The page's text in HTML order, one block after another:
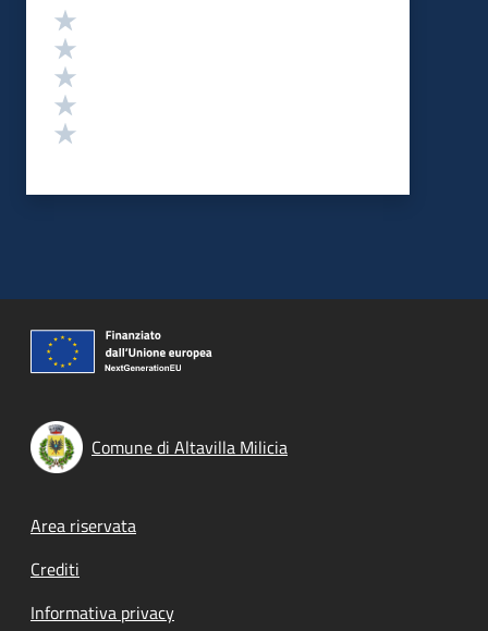
Valutazione
Comune di Altavilla Milicia
Footer menu
Area riservata
Crediti
Informativa privacy